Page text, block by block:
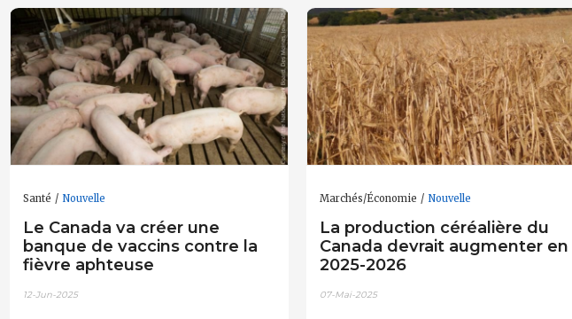
Santé Nouvelle
Le Canada va créer une
banque de vaccins contre la
fièvre aphteuse
12-Jun-2025
Marchés/Économie Nouvelle
La production céréalière du
Canada devrait augmenter en
2025-2026
07-Mai-2025